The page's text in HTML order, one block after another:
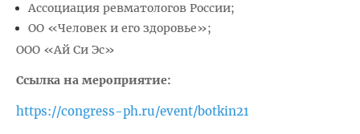
Ассоциация ревматологов России;
ОО «Человек и его здоровье»;
ООО «Ай Си Эс»
Ссылка на мероприятие:
https://congress-ph.ru/event/botkin21